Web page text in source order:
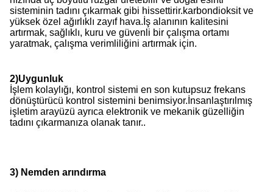
sisteminin tadını çıkarmak gibi hissettirir.karbondioksit ve
yüksek özel ağırlıklı zayıf hava.İş alanının kalitesini
artırmak, sağlıklı, kuru ve güvenli bir çalışma ortamı
yaratmak, çalışma verimliliğini artırmak için.
2)Uygunluk
İşlem kolaylığı, kontrol sistemi en son kutupsuz frekans
dönüştürücü kontrol sistemini benimsiyor.İnsanlaştırılmış
işletim arayüzü ayrıca elektronik ve mekanik güzelliğin
tadını çıkarmanıza olanak tanır..
3) Nemden arındırma